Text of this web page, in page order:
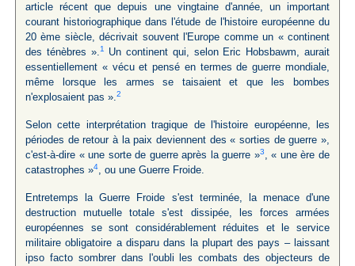
article récent que depuis une vingtaine d'année, un important
courant historiographique dans l'étude de l'histoire européenne du
20 ème siècle, décrivait souvent l'Europe comme un « continent
des ténèbres ».1
Un continent qui, selon Eric Hobsbawm, aurait
essentiellement « vécu et pensé en termes de guerre mondiale,
même lorsque les armes se taisaient et que les bombes
n'explosaient pas ».2
Selon cette interprétation tragique de l'histoire européenne, les
périodes de retour à la paix deviennent des « sorties de guerre »,
c'est-à-dire « une sorte de guerre après la guerre »3, « une ère de
catastrophes »4, ou une Guerre Froide.
Entretemps la Guerre Froide s'est terminée, la menace d'une
destruction mutuelle totale s'est dissipée, les forces armées
européennes se sont considérablement réduites et le service
militaire obligatoire a disparu dans la plupart des pays – laissant
ipso facto sombrer dans l'oubli les combats des objecteurs de